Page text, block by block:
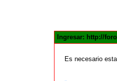
Ingresar: http://
Es necesario